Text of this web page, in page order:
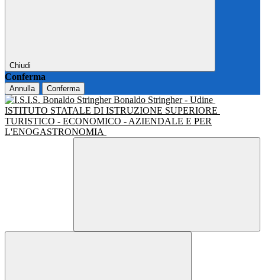
Chiudi
Conferma
Annulla Conferma
Bonaldo Stringher - Udine
ISTITUTO STATALE DI ISTRUZIONE SUPERIORE
TURISTICO - ECONOMICO - AZIENDALE E PER
L'ENOGASTRONOMIA